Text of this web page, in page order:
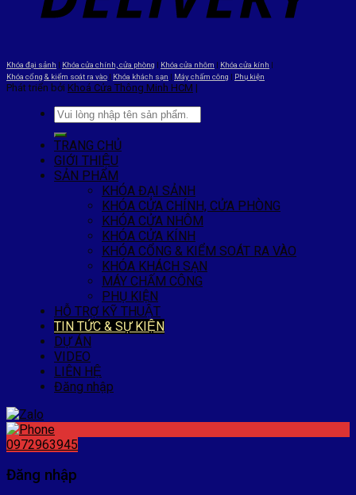
Khóa đại sảnh | Khóa cửa chính, cửa phòng | Khóa cửa nhôm | Khóa cửa kính |
Khóa cổng & kiểm soát ra vào | Khóa khách sạn | Máy chấm công | Phụ kiện
Phát triển bởi Khoá Cửa Thông Minh HCM |
TRANG CHỦ
GIỚI THIỆU
SẢN PHẨM
KHÓA ĐẠI SẢNH
KHÓA CỬA CHÍNH, CỬA PHÒNG
KHÓA CỬA NHÔM
KHÓA CỬA KÍNH
KHÓA CỔNG & KIỂM SOÁT RA VÀO
KHÓA KHÁCH SẠN
MÁY CHẤM CÔNG
PHỤ KIỆN
HỖ TRỢ KỸ THUẬT
TIN TỨC & SỰ KIỆN
DỰ ÁN
VIDEO
LIÊN HỆ
Đăng nhập
0972963945
Đăng nhập